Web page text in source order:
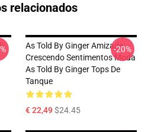
relacionados
As Told By Ginger Amizade
Crescendo Sentimentos Moda
As Told By Ginger Tops De
Tanque
€ 22,49$24.45
-20%